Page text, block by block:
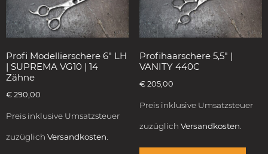
Profi Modellierschere 6″ LH
| SUPREMA VG10 | 14
Zähne
€ 290,00
Preis inklusive Umsatzsteuer
zuzüglich Versandkosten.
Profihaarschere 5,5″ |
VANITY 440C
€205,00
Preis inklusive Umsatzsteuer
zuzüglich Versandkosten.